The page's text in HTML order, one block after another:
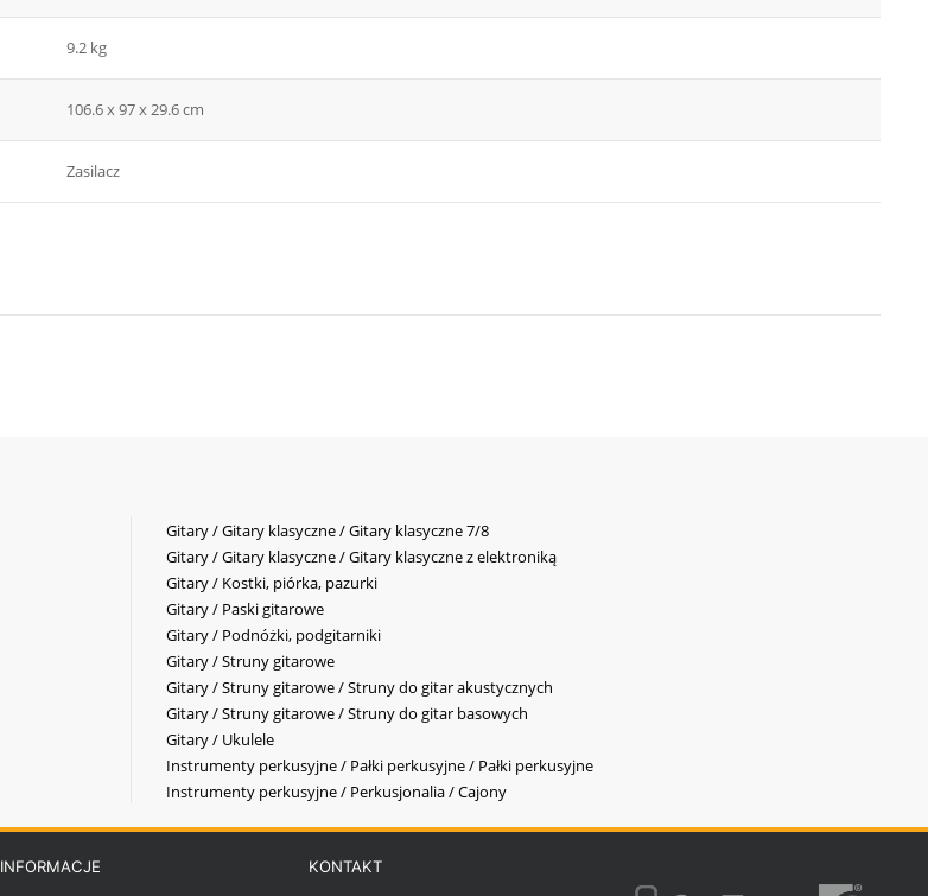
9.2 kg
106.6 x 97 x 29.6 cm
Zasilacz
Gitary / Gitary klasyczne / Gitary klasyczne 7/8
Gitary / Gitary klasyczne / Gitary klasyczne z elektroniką
Gitary / Kostki, piórka, pazurki
Gitary / Paski gitarowe
Gitary / Podnóżki, podgitarniki
Gitary / Struny gitarowe
Gitary / Struny gitarowe / Struny do gitar akustycznych
Gitary / Struny gitarowe / Struny do gitar basowych
Gitary / Ukulele
Instrumenty perkusyjne / Pałki perkusyjne / Pałki perkusyjne
Instrumenty perkusyjne / Perkusjonalia / Cajony
INFORMACJE KONTAKT